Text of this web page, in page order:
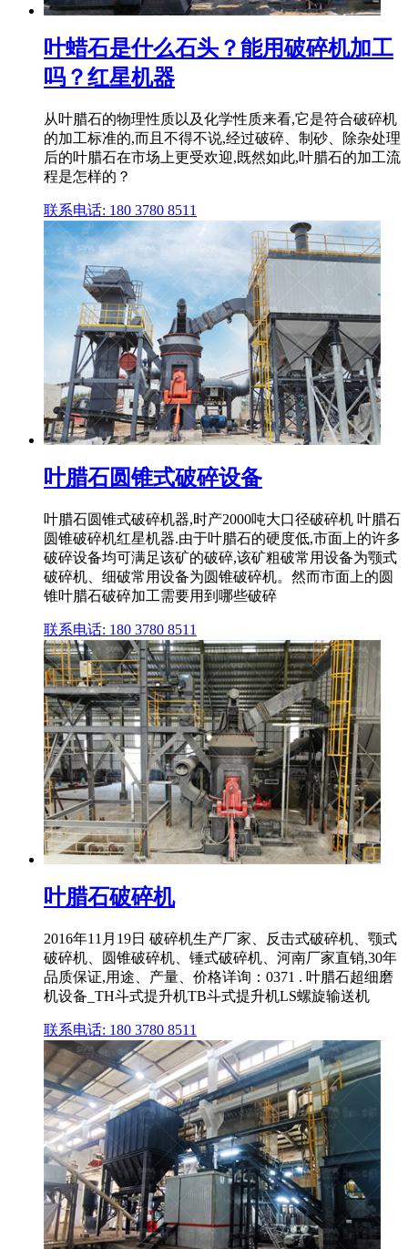
叶蜡石是什么石头？能用破碎机加工
吗？红星机器
从叶腊石的物理性质以及化学性质来看,它是符合破碎机
的加工标准的,而且不得不说,经过破碎、制砂、除杂处理
后的叶腊石在市场上更受欢迎,既然如此,叶腊石的加工流
程是怎样的？
联系电话: 180 3780 8511
叶腊石圆锥式破碎设备
叶腊石圆锥式破碎机器,时产2000吨大口径破碎机 叶腊石
圆锥破碎机红星机器.由于叶腊石的硬度低,市面上的许多
破碎设备均可满足该矿的破碎,该矿粗破常用设备为颚式
破碎机、细破常用设备为圆锥破碎机。然而市面上的圆
锥叶腊石破碎加工需要用到哪些破碎
联系电话: 180 3780 8511
叶腊石破碎机
2016年11月19日 破碎机生产厂家、反击式破碎机、颚式
破碎机、圆锥破碎机、锤式破碎机、河南厂家直销,30年
品质保证,用途、产量、价格详询：0371 . 叶腊石超细磨
机设备_TH斗式提升机TB斗式提升机LS螺旋输送机
联系电话: 180 3780 8511